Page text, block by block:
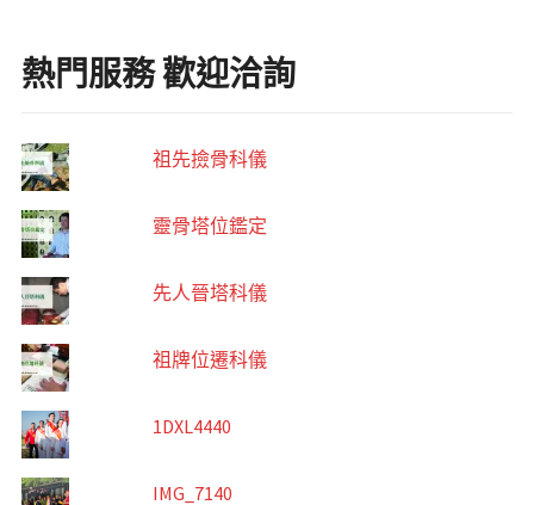
熱門服務 歡迎洽詢
祖先撿骨科儀
靈骨塔位鑑定
先人晉塔科儀
祖牌位遷科儀
1DXL4440
IMG_7140